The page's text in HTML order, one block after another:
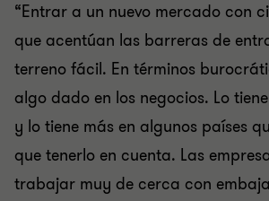
“Entrar a un nuevo mercado con
que acentúan las barreras de
terreno fácil. En términos
algo dado en los negocios. Lo
y lo tiene más en algunos países
que tenerlo en cuenta. Las
trabajar muy de cerca con